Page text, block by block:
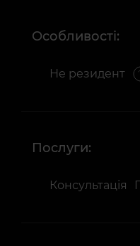
Особливості:
Не резидент
Послуги:
Консультація